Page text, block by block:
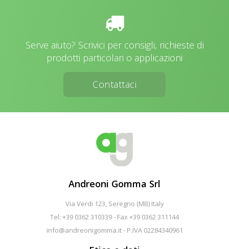
Serve aiuto? Scrivici per consigli, richieste di
prodotti particolari o applicazioni
Contattaci
Andreoni Gomma Srl
Via Verdi 123, Seregno (MB) Italy
Tel: +39 0362 310339 - Fax +39 0362 311144
info@andreonigomma.it- P.IVA 02284340961